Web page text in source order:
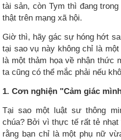
tài sản, còn Tym thì đang
thật trên mạng xã hội.
Giờ thì, hãy gác sự hóng hớt
tại sao vụ này không chỉ là
là một thảm họa về nhận thức
ta cũng có thể mắc phải nếu
1. Cơn nghiện "Cảm giác
Tại sao một luật sư thông
chúa? Bởi vì thực tế rất tẻ
rằng bạn chỉ là một phụ nữ